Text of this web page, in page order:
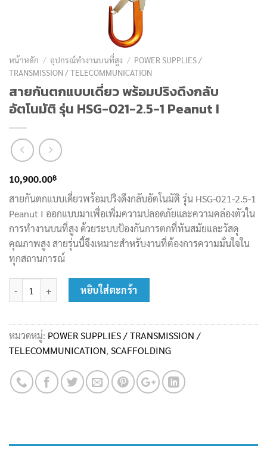
หน้าหลัก / อุปกรณ์ทำงานบนที่สูง / POWER SUPPLIES /
TRANSMISSION / TELECOMMUNICATION
สายกันตกแบบเดี่ยว พร้อมปริงดึงกลับ
อัตโนมัติ รุ่น HSG-021-2.5-1 Peanut I
10,900.00฿
สายกันตกแบบเดี่ยวพร้อมปริงดึงกลับอัตโนมัติ รุ่น HSG-021-2.5-1
Peanut I ออกแบบมาเพื่อเพิ่มความปลอดภัยและความคล่องตัวใน
การทำงานบนที่สูง ด้วยระบบป้องกันการตกที่ทันสมัยและวัสดุ
คุณภาพสูง สายรุ่นนี้จึงเหมาะสำหรับงานที่ต้องการความมั่นใจใน
ทุกสถานการณ์
จำนวน สายกันตกแบบเดี่ยว พร้อมปริงดึงกลับอัตโนมัติ รุ่น HSG-021-2.5-
หยิบใส่ตะกร้า
หมวดหมู่: POWER SUPPLIES / TRANSMISSION /
TELECOMMUNICATION, SCAFFOLDING